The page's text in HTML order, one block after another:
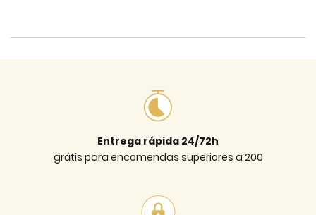
Entrega rápida 24/72h
grátis para encomendas superiores a 200